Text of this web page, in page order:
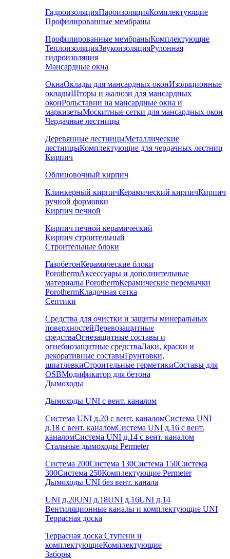
ГидроизоляцияПароизоляцияКомплектующие
Профилированные мембраны
Профилированные мембраныКомплектующие
ТеплоизоляцияЗвукоизоляцияРулонная
гидроизоляция
Мансардные окна
ОкнаОклады для мансардных оконИзоляционные
окладыШторы и жалюзи для мансардных
оконРольставни на мансардные окна и
маркизетыМоскитные сетки для мансардных окон
Чердачные лестницы
Деревянные лестницыМеталлические
лестницыКомплектующие для чердачных лестниц
Кирпич
Облицовочный кирпич
Клинкерный кирпичКерамический кирпичКирпич
ручной формовки
Кирпич печной
Кирпич печной керамический
Кирпич строительный
Строительные блоки
ГазобетонКерамические блоки
PorothermАксессуары и дополнительные
материалы PorothermКерамические перемычки
PorothermКладочная сетка
Септики
Средства для очистки и защиты минеральных
поверхностейДеревозащитные
средстваОгнезащитные составы и
огнебиозащитные средстваЛаки, краски и
декоративные составыГрунтовки,
шпатлевкиСтроительные герметикиСоставы для
OSBМодификатор для бетона
Дымоходы
Дымоходы UNI с вент. каналом
Система UNI д.20 с вент. каналомСистема UNI
д.18 с вент. каналомСистема UNI д.16 с вент.
каналомСистема UNI д.14 с вент. каналом
Стальные дымоходы Permeter
Система 200Система 130Система 150Система
300Система 250Комплектующие Permeter
Дымоходы UNI без вент. канала
UNI д.20UNI д.18UNI д.16UNI д.14
Вентиляционные каналы и комплектующие UNI
Террасная доска
Террасная доска Ступени и
комплектующиеКомплектующие
Заборы